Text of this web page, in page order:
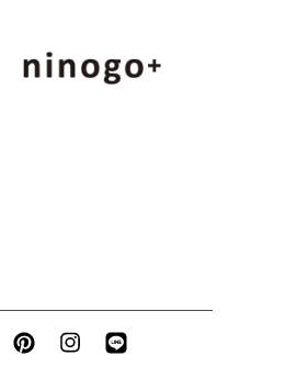
FacebookPinterest Instagram